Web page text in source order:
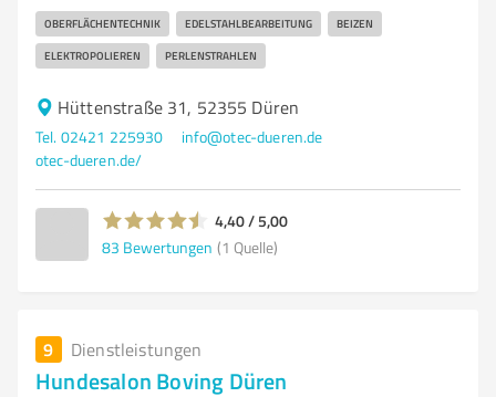
OBERFLÄCHENTECHNIK EDELSTAHLBEARBEITUNG BEIZEN
ELEKTROPOLIEREN PERLENSTRAHLEN
Hüttenstraße 31, 52355 Düren
Tel. 02421 225930
info@otec-dueren.de
otec-dueren.de/
4,40 / 5,00
83 Bewertungen (1 Quelle)
9 Dienstleistungen
Hundesalon Boving Düren